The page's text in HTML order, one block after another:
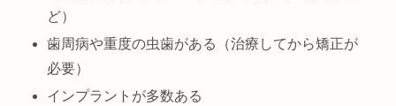
ど）
歯周病や重度の虫歯がある（治療してから矯正が
必要）
インプラントが多数ある